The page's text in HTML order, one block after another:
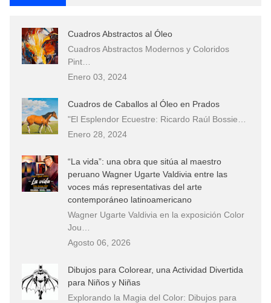
Que significan los cuadros de negras africanas?
El mundo del arte en pintura surrealista
Cuadros Abstractos al Óleo
Cuadros Abstractos Modernos y Coloridos
Pint…
Enero 03, 2024
Cuadros de Caballos al Óleo en Prados
"El Esplendor Ecuestre: Ricardo Raúl Bossie…
Enero 28, 2024
“La vida”: una obra que sitúa al maestro
peruano Wagner Ugarte Valdivia entre las
voces más representativas del arte
contemporáneo latinoamericano
Wagner Ugarte Valdivia en la exposición Color
Jou…
Agosto 06, 2026
Dibujos para Colorear, una Actividad Divertida
para Niños y Niñas
Explorando la Magia del Color: Dibujos para